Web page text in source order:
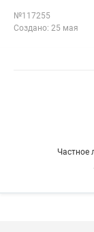
№117255
Создано: 25 мая
Частное